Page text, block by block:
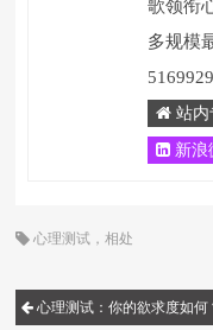
歌领衔
多规模
站内
新浪
心理测试 ，相处
心理测试：你的欲求度如何